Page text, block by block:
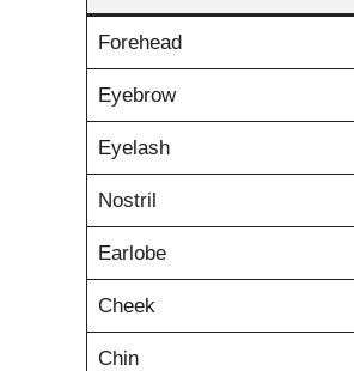
Forehead
Eyebrow
Eyelash
Nostril
Earlobe
Cheek
Chin